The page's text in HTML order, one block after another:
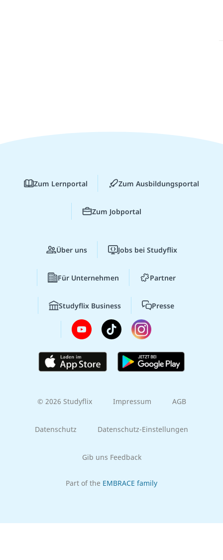
Zum Lernportal Zum Ausbildungsportal
Zum Jobportal
Über uns Jobs bei Studyflix
Für Unternehmen Partner
Studyflix Business Presse
© 2026 Studyflix Impressum AGB
Datenschutz Datenschutz-Einstellungen
Gib uns Feedback
Part of the EMBRACE family